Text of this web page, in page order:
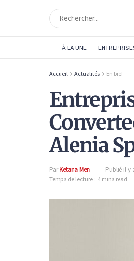
À LA UNE
Accueil Actualités En bref
Alenia
ParKetana Men Publié il y
Temps de lecture : 4 mins read